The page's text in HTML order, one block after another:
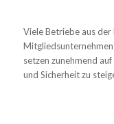
Viele Betriebe aus
setzen zunehmend
und Sicherheit zu